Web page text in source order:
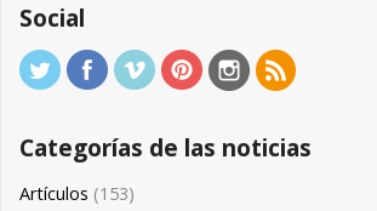
Social
Categorías de las noticias
Artículos (153)